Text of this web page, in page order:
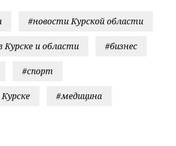
#новости Курской области
Курске и области #бизнес
#спорт
#медицина